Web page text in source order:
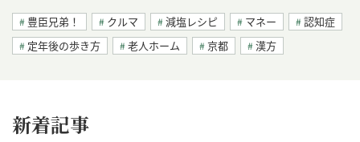
豊臣兄弟！ クルマ 減塩レシピ マネー
認知症
定年後の歩き方
老人ホーム 京都 漢方
新着記事